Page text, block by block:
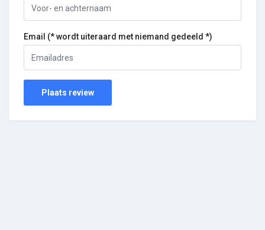
Email (* wordt uiteraard met niemand gedeeld *)
Plaats review